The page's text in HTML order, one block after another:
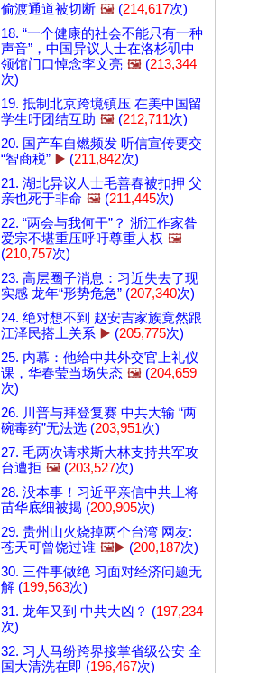
偷渡通道被切断 🖼️ (214,617次)
18. “一个健康的社会不能只有一种
声音”，中国异议人士在洛杉矶中
领馆门口悼念李文亮 🖼️ (213,344
次)
19. 抵制北京跨境镇压 在美中国留
学生吁团结互助 🖼️ (212,711次)
20. 国产车自燃频发 听信宣传要交
“智商税” ▶️ (211,842次)
21. 湖北异议人士毛善春被扣押 父
亲也死于非命 🖼️ (211,445次)
22. “两会与我何干”？ 浙江作家昝
爱宗不堪重压呼吁尊重人权 🖼️
(210,757次)
23. 高层圈子消息：习近失去了现
实感 龙年“形势危急” (207,340次)
24. 绝对想不到 赵安吉家族竟然跟
江泽民搭上关系 ▶️ (205,775次)
25. 内幕：他给中共外交官上礼仪
课，华春莹当场失态 🖼️ (204,659
次)
26. 川普与拜登复赛 中共大输 “两
碗毒药”无法选 (203,951次)
27. 毛两次请求斯大林支持共军攻
台遭拒 🖼️ (203,527次)
28. 没本事！习近平亲信中共上将
苗华底细被揭 (200,905次)
29. 贵州山火烧掉两个台湾 网友:
苍天可曾饶过谁 🖼️▶️ (200,187次)
30. 三件事做绝 习面对经济问题无
解 (199,563次)
31. 龙年又到 中共大凶？ (197,234
次)
32. 习人马纷跨界接掌省级公安 全
国大清洗在即 (196,467次)